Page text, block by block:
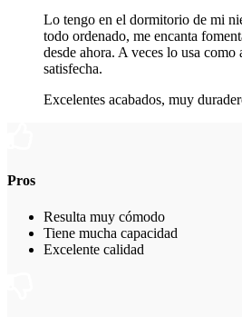
Lo tengo en el dormitorio de mi
todo ordenado, me encanta
desde ahora. A veces lo usa como
satisfecha.
Excelentes acabados, muy
Pros
Resulta muy cómodo
Tiene mucha capacidad
Excelente calidad